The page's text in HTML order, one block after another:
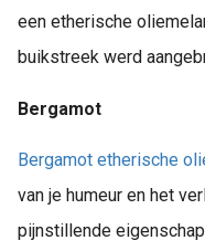
een etherische
buikstreek werd
Bergamot
Bergamot etherische
van je humeur en het
pijnstillende